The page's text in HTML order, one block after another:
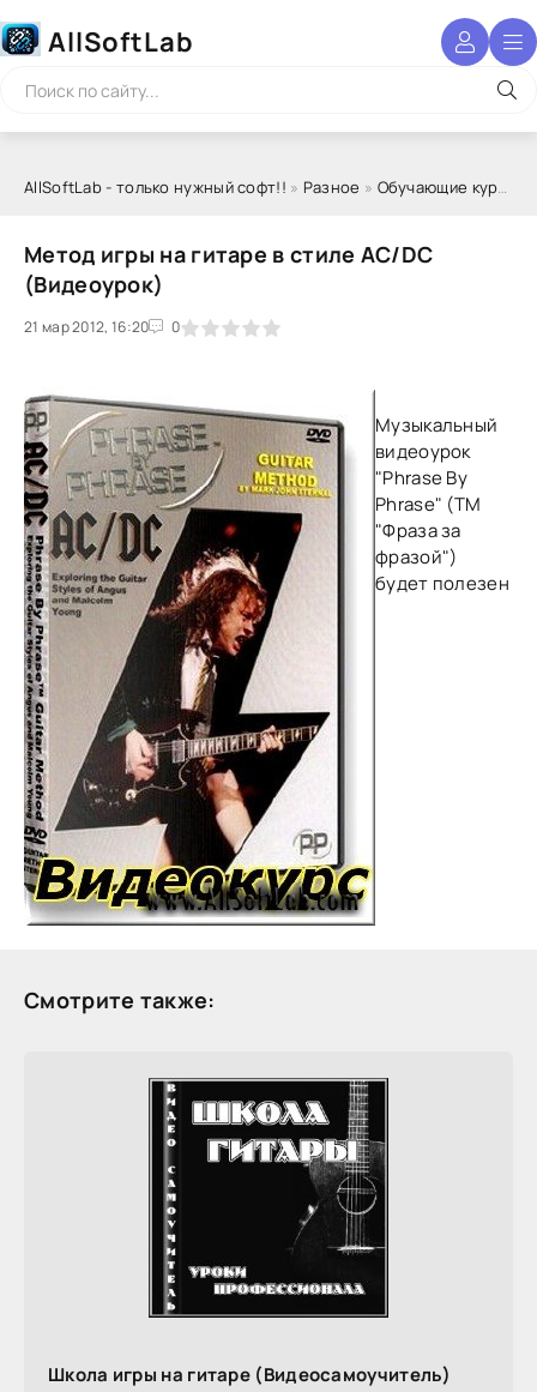
AllSoftLab
AllSoftLab - только нужный софт!! » Разное » Обучающие курсы
Метод игры на гитаре в стиле AC/DC
(Видеоурок)
21 мар 2012, 16:20 0
1 2 3 4 5
Музыкальный
видеоурок
"Phrase By
Phrase" (ТМ
"Фраза за
фразой")
будет полезен
Смотрите также:
Школа игры на гитаре (Видеосамоучитель)